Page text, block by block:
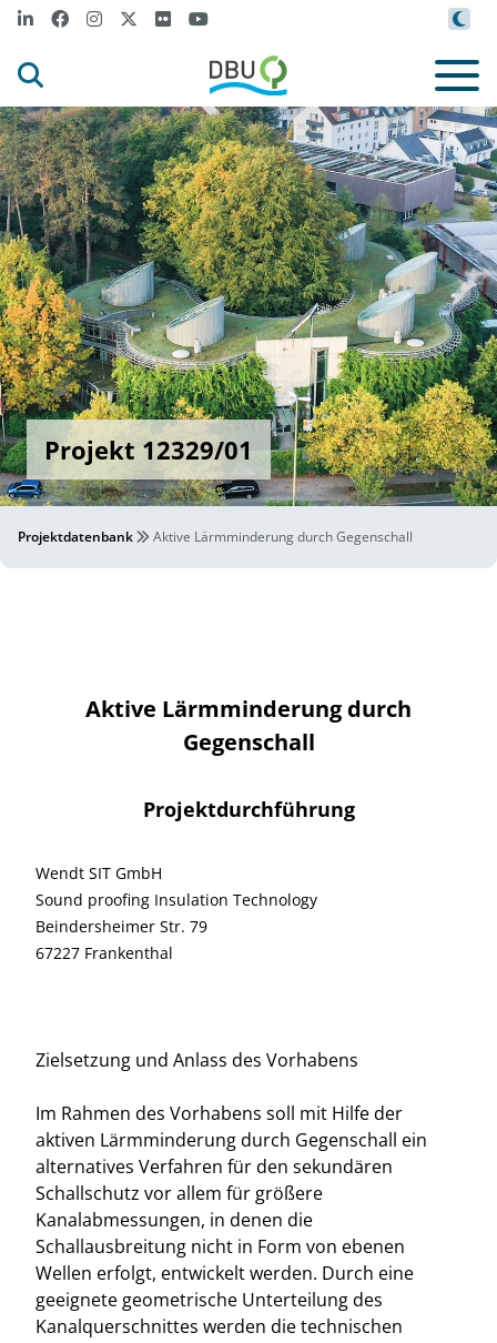
Projekt 12329/01
Projektdatenbank Aktive Lärmminderung durch Gegenschall
Aktive Lärmminderung durch
Gegenschall
Projektdurchführung
Wendt SIT GmbH
Sound proofing Insulation Technology
Beindersheimer Str. 79
67227 Frankenthal
Zielsetzung und Anlass des Vorhabens
Im Rahmen des Vorhabens soll mit Hilfe der
aktiven Lärmminderung durch Gegenschall ein
alternatives Verfahren für den sekundären
Schallschutz vor allem für größere
Kanalabmessungen, in denen die
Schallausbreitung nicht in Form von ebenen
Wellen erfolgt, entwickelt werden. Durch eine
geeignete geometrische Unterteilung des
Kanalquerschnittes werden die technischen